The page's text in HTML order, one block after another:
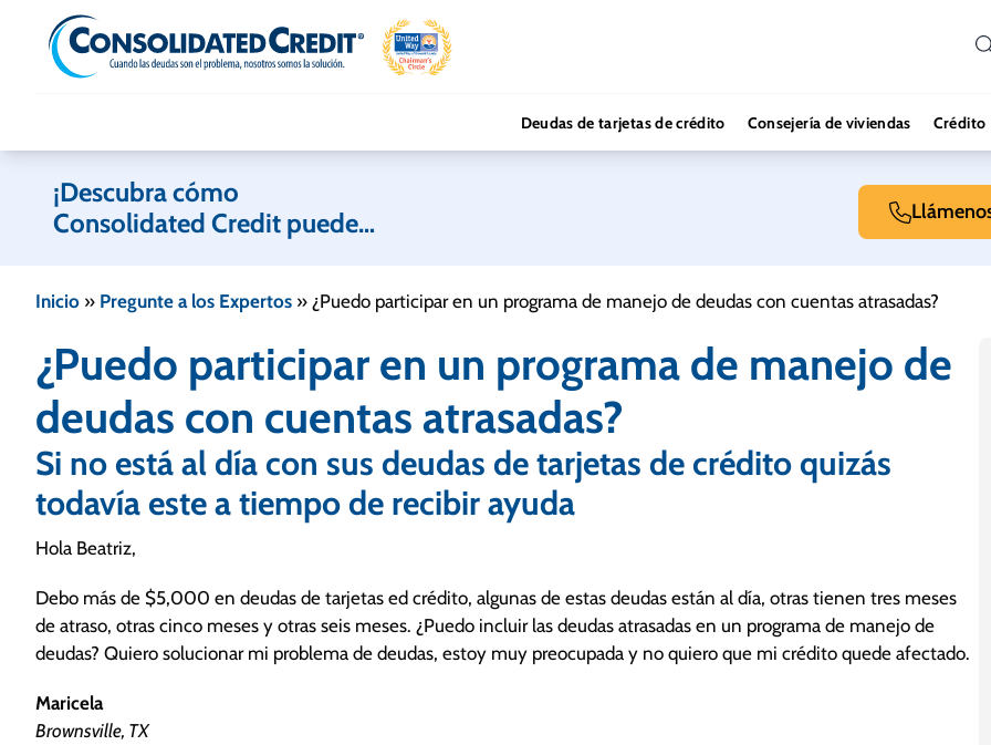
Skip to content
Deudas de tarjetas de crédito Consejería de viviendas Crédito
¡Descubra cómo
Consolidated Credit puede
Inicio » Pregunte a los Expertos » ¿Puedo participar en un programa de manejo de deudas con cuentas atrasadas?
¿Puedo participar en un programa de manejo de
deudas con cuentas atrasadas?
Si no está al día con sus deudas de tarjetas de crédito quizás
todavía este a tiempo de recibir ayuda
Hola Beatriz,
Debo más de $5,000 en deudas de tarjetas ed crédito, algunas de estas deudas están al día, otras tienen tres meses
de atraso, otras cinco meses y otras seis meses. ¿Puedo incluir las deudas atrasadas en un programa de manejo de
deudas? Quiero solucionar mi problema de deudas, estoy muy preocupada y no quiero que mi crédito quede afectado.
Maricela
Brownsville, TX